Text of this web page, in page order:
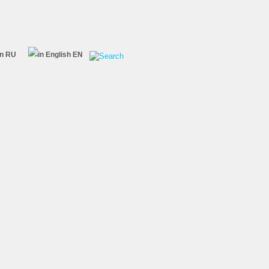
RU EN